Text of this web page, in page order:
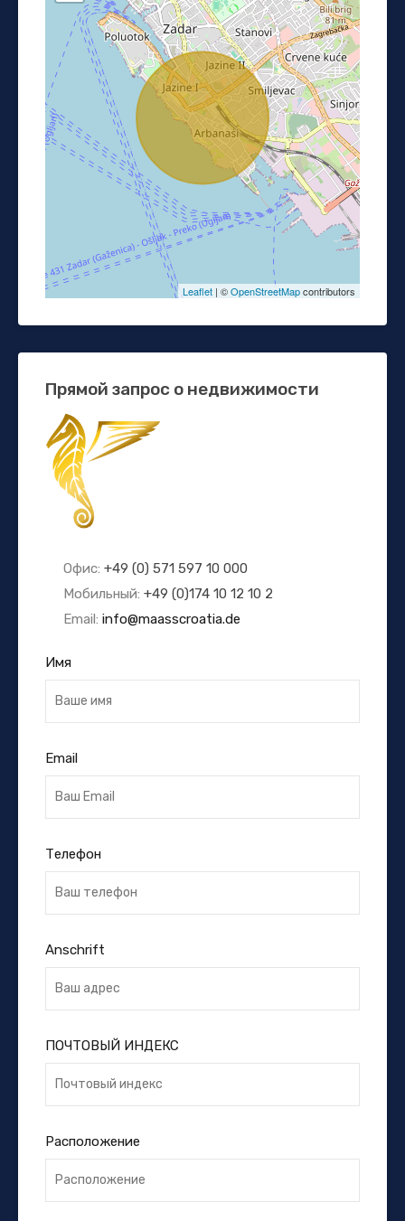
Leaflet | ©OpenStreetMapcontributors
Прямой запрос о недвижимости
Офис: +49 (0) 571 597 10 000
Мобильный: +49 (0)174 10 12 10 2
Email: info@maasscroatia.de
Имя
Email
Телефон
Anschrift
ПОЧТОВЫЙ ИНДЕКС
Расположение